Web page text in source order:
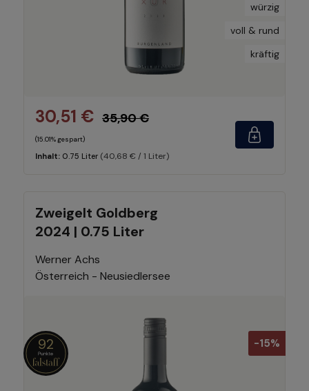
würzig
voll & rund
kräftig
30,51 € 35,90 €
(15.01% gespart)
Inhalt: 0.75 Liter (40,68 € / 1 Liter)
Zweigelt Goldberg
2024 | 0.75 Liter
Werner Achs
Österreich - Neusiedlersee
-15%
92